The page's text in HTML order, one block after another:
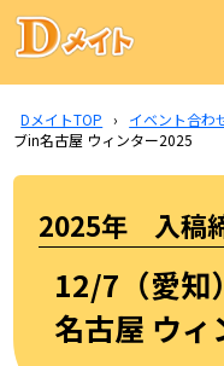
DメイトTOP › イベント合わ
ブin名古屋 ウィンター2025
2025年 入稿
12/7（愛知
名古屋 ウ